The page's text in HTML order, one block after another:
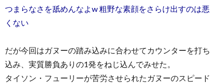
つまらなさを舐めんなよw 粗野な素顔をさらけ出すのは悪
くない
だが今回はガヌーの踏み込みに合わせてカウンターを打ち
込み、実質勝負ありの1発をねじ込んでみせた。
タイソン・フューリーが苦労させられたガヌーのスピード